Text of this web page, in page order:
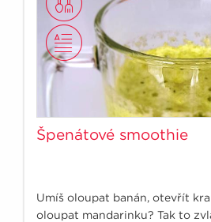
Špenátové smoothie
Umíš oloupat banán, otevřít
oloupat mandarinku? Tak to